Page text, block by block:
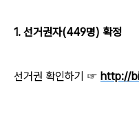
1. 선거권자(449명) 확정
선거권 확인하기 ☞ http://